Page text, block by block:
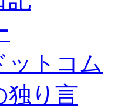
ットコム
独り言